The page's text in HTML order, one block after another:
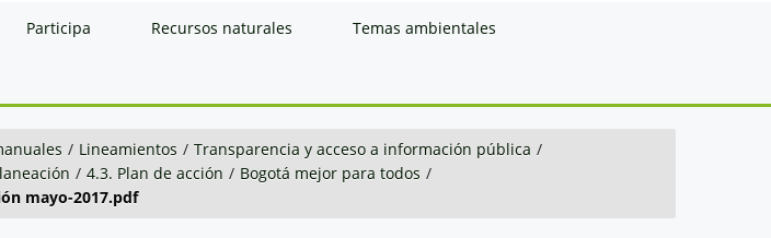
Participa Recursos naturales Temas ambientales
/ Lineamientos / Transparencia y acceso a información pública /
/ 4.3. Plan de acción / Bogotá mejor para todos /
mayo-2017.pdf